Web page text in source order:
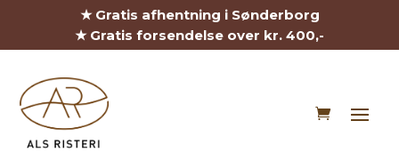
★ Gratis afhentning i Sønderborg
★ Gratis forsendelse over kr. 400,-